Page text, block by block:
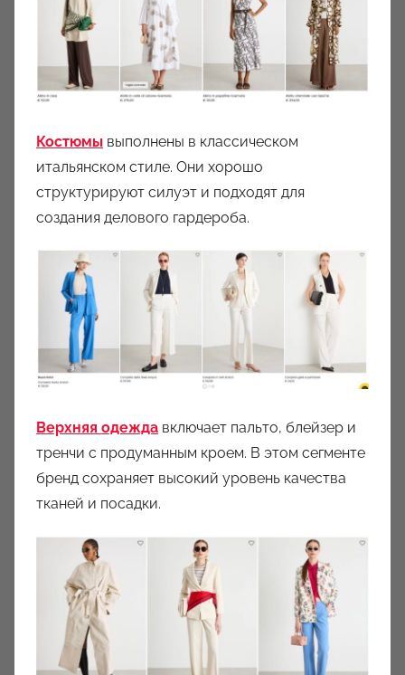
Костюмы выполнены в классическом
итальянском стиле. Они хорошо
структурируют силуэт и подходят для
создания делового гардероба.
Верхняя одежда включает пальто, блейзер и
тренчи с продуманным кроем. В этом сегменте
бренд сохраняет высокий уровень качества
тканей и посадки.